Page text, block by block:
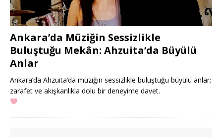
Ankara’da Müziğin Sessizlikle
Buluştuğu Mekân: Ahzuita’da Büyülü
Anlar
Ankara’da Ahzuita’da müziğin sessizlikle buluştuğu büyülü anlar;
zarafet ve akışkanlıkla dolu bir deneyime davet.